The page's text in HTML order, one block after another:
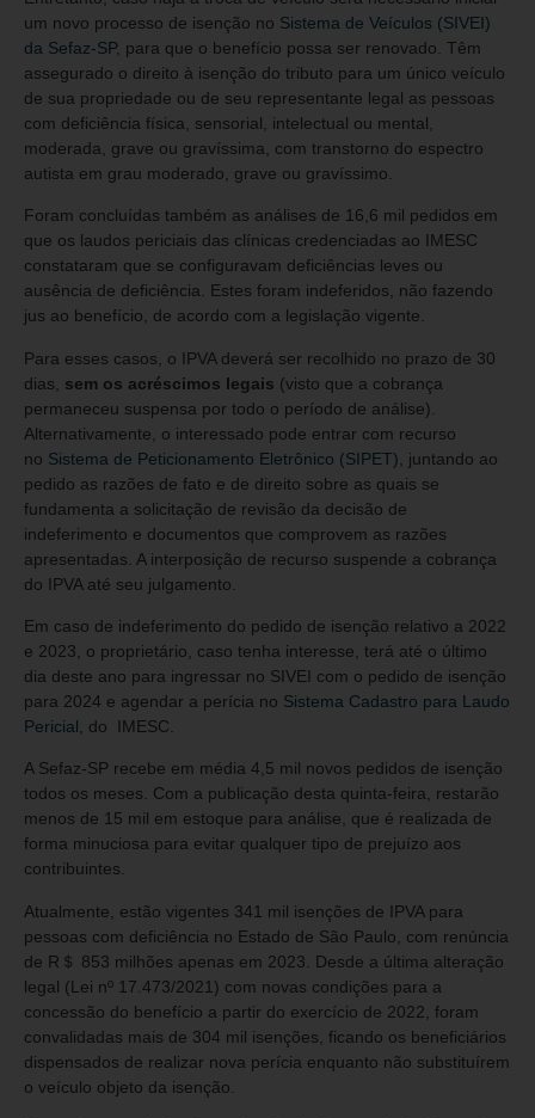
um novo processo de isenção no Sistema de Veículos (SIVEI)
da Sefaz-SP, para que o benefício possa ser renovado. Têm
assegurado o direito à isenção do tributo para um único veículo
de sua propriedade ou de seu representante legal as pessoas
com deficiência física, sensorial, intelectual ou mental,
moderada, grave ou gravíssima, com transtorno do espectro
autista em grau moderado, grave ou gravíssimo.
Foram concluídas também as análises de 16,6 mil pedidos em
que os laudos periciais das clínicas credenciadas ao IMESC
constataram que se configuravam deficiências leves ou
ausência de deficiência. Estes foram indeferidos, não fazendo
jus ao benefício, de acordo com a legislação vigente.
Para esses casos, o IPVA deverá ser recolhido no prazo de 30
dias, sem os acréscimos legais (visto que a cobrança
permaneceu suspensa por todo o período de análise).
Alternativamente, o interessado pode entrar com recurso
no Sistema de Peticionamento Eletrônico (SIPET) , juntando ao
pedido as razões de fato e de direito sobre as quais se
fundamenta a solicitação de revisão da decisão de
indeferimento e documentos que comprovem as razões
apresentadas. A interposição de recurso suspende a cobrança
do IPVA até seu julgamento.
Em caso de indeferimento do pedido de isenção relativo a 2022
e 2023, o proprietário, caso tenha interesse, terá até o último
dia deste ano para ingressar no SIVEI com o pedido de isenção
para 2024 e agendar a perícia no Sistema Cadastro para Laudo
Pericial , do IMESC.
A Sefaz-SP recebe em média 4,5 mil novos pedidos de isenção
todos os meses. Com a publicação desta quinta-feira, restarão
menos de 15 mil em estoque para análise, que é realizada de
forma minuciosa para evitar qualquer tipo de prejuízo aos
contribuintes.
Atualmente, estão vigentes 341 mil isenções de IPVA para
pessoas com deficiência no Estado de São Paulo, com renúncia
de R＄ 853 milhões apenas em 2023. Desde a última alteração
legal (Lei nº 17.473/2021) com novas condições para a
concessão do benefício a partir do exercício de 2022, foram
convalidadas mais de 304 mil isenções, ficando os beneficiários
dispensados de realizar nova perícia enquanto não substituírem
o veículo objeto da isenção.